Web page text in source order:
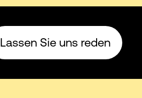
Lassen Sie uns reden